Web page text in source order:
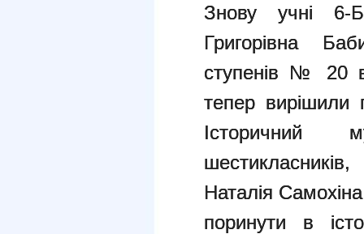
Знову учні 6-
Григорівна
ступенів № 20
тепер вирішили
Історичний
Наталія
поринути в